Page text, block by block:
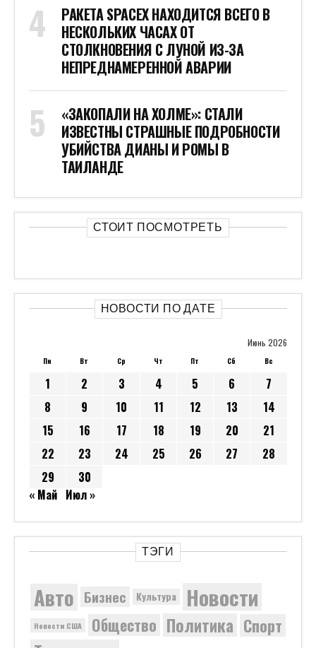
РАКЕТА SPACEX НАХОДИТСЯ ВСЕГО В
НЕСКОЛЬКИХ ЧАСАХ ОТ
СТОЛКНОВЕНИЯ С ЛУНОЙ ИЗ-ЗА
НЕПРЕДНАМЕРЕННОЙ АВАРИИ
«ЗАКОПАЛИ НА ХОЛМЕ»: СТАЛИ
ИЗВЕСТНЫ СТРАШНЫЕ ПОДРОБНОСТИ
УБИЙСТВА ДИАНЫ И РОМЫ В
ТАИЛАНДЕ
СТОИТ ПОСМОТРЕТЬ
НОВОСТИ ПО ДАТЕ
Июнь 2026
Пн Вт Ср Чт Пт Сб Вс
1 2 3 4 5 6
7
8
9 10 11 12 13
14
15
16 17 18 19 20
21
22
23 24 25 26 27
28
29
30
« Май Июл »
ТЭГИ
Авто Бизнес Культура Новости
Новости США Общество Политика Спорт